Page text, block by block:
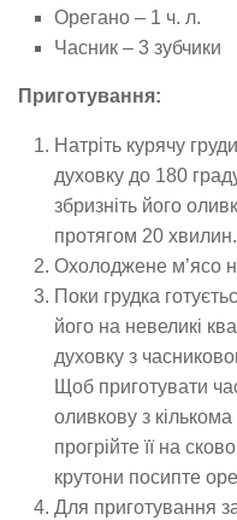
Орегано – 1 ч. л.
Часник – 3 зубчики
Приготування:
Натріть курячу
духовку до 180
збризніть його
протягом 20 хвилин.
Охолоджене м’ясо
Поки грудка
його на невеликі
духовку з
Щоб приготувати
оливкову з
прогрійте її на
крутони посипте
Для приготування